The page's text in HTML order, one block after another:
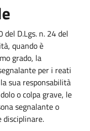
D.Lgs. n. 24 del
quando è
grado, la
per i reati
sua responsabilità
o colpa grave, le
segnalante o
disciplinare.